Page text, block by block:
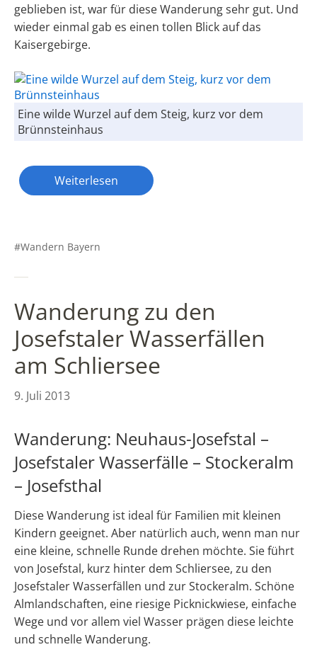
geblieben ist, war für diese Wanderung sehr gut. Und
wieder einmal gab es einen tollen Blick auf das
Kaisergebirge.
Eine wilde Wurzel auf dem Steig, kurz vor dem
Brünnsteinhaus
Weiterlesen
Wandern Bayern
Wanderung zu den
Josefstaler Wasserfällen
am Schliersee
9. Juli 2013
Wanderung: Neuhaus-Josefstal –
Josefstaler Wasserfälle – Stockeralm
– Josefsthal
Diese Wanderung ist ideal für Familien mit kleinen
Kindern geeignet. Aber natürlich auch, wenn man nur
eine kleine, schnelle Runde drehen möchte. Sie führt
von Josefstal, kurz hinter dem Schliersee, zu den
Josefstaler Wasserfällen und zur Stockeralm. Schöne
Almlandschaften, eine riesige Picknickwiese, einfache
Wege und vor allem viel Wasser prägen diese leichte
und schnelle Wanderung.